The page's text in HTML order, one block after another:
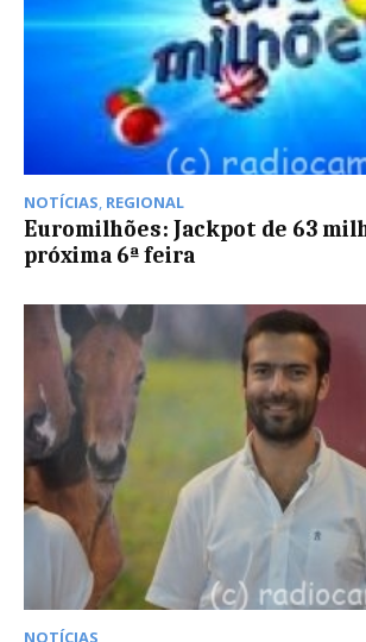
NOTÍCIAS, REGIONAL
Euromilhões: Jackpot de 63
próxima 6ª feira
NOTÍCIAS